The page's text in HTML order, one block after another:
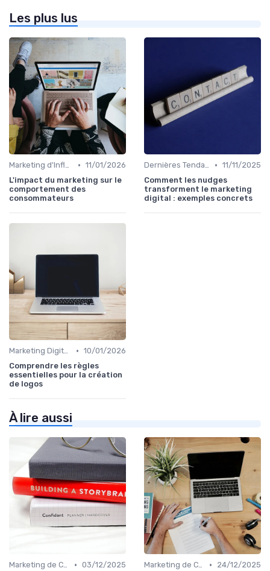
Les plus lus
Marketing d'Influence • 11/01/2026
L'impact du marketing sur le
comportement des
consommateurs
Dernières Tendances en Marketing Digital • 11/11/2025
Comment les nudges
transforment le marketing
digital : exemples concrets
Marketing Digital et Réglementations • 10/01/2026
Comprendre les règles
essentielles pour la création
de logos
À lire aussi
Marketing de Contenu • 03/12/2025
Marketing de Contenu •
24/12/2025